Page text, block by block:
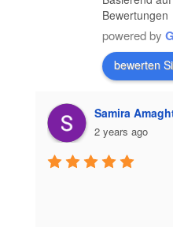
Bewertungen
powered by G
bewerten
Samira
2 years ago